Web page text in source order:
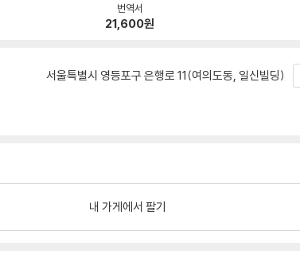
번역서
21,600원
서울특별시 영등포구 은행로 11(여의도동, 일신빌딩)
내 가게에서 팔기